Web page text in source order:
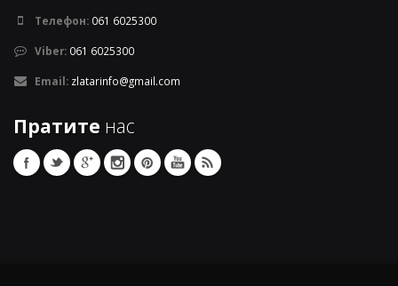
Телефон: 061 6025300
Viber: 061 6025300
Email: zlatarinfo@gmail.com
Пратите нас